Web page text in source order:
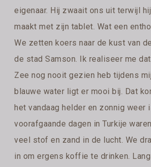
eigenaar. Hij zwaait ons uit terwijl
maakt met zijn tablet. Wat een
We zetten koers naar de kust van
de stad Samson. Ik realiseer me
Zee nog nooit gezien heb tijdens
blauwe water ligt er mooi bij. Dat
het vandaag helder en zonnig weer
voorafgaande dagen in Turkije
veel stof en zand in de lucht. We
in om ergens koffie te drinken.